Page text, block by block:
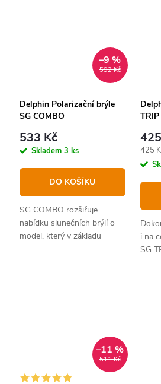
592 Kč
–9 %
Delphin Polarizační brýle
SG COMBO
533 Kč
Skladem 3 ks
DO KOŠÍKU
SG COMBO rozšiřuje
nabídku slunečních brýlí o
model, který v základu
TRIP
Měrná
cena:
425
i na
SG
511 Kč
–11 %